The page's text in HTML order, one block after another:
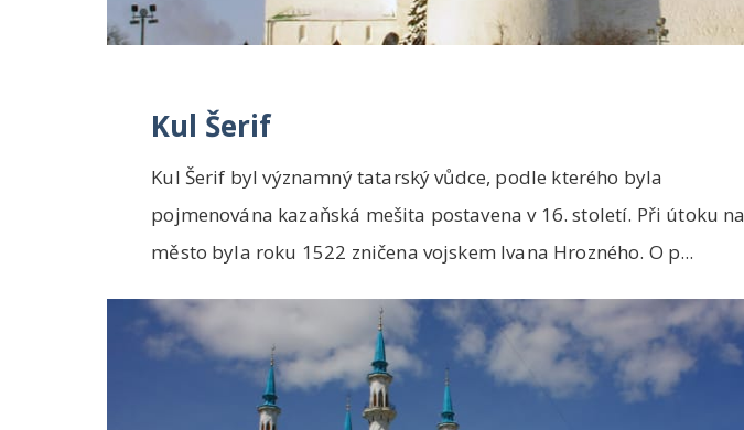
Kul Šerif
Kul Šerif byl významný tatarský vůdce, podle kterého byla
pojmenována kazaňská mešita postavena v 16. století. Při útoku na
město byla roku 1522 zničena vojskem Ivana Hrozného. O p...